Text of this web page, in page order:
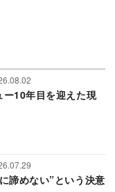
ー10年目を迎えた現
諦めない”という決意